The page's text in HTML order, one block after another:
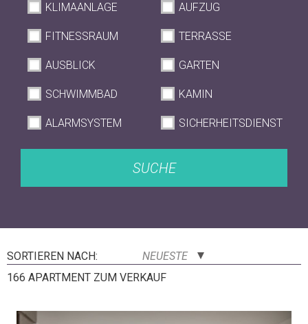
KLIMAANLAGE AUFZUG
FITNESSRAUM TERRASSE
AUSBLICK GARTEN
SCHWIMMBAD KAMIN
ALARMSYSTEM SICHERHEITSDIENST
SUCHE
SORTIEREN NACH:
NEUESTE
166 APARTMENT ZUM VERKAUF